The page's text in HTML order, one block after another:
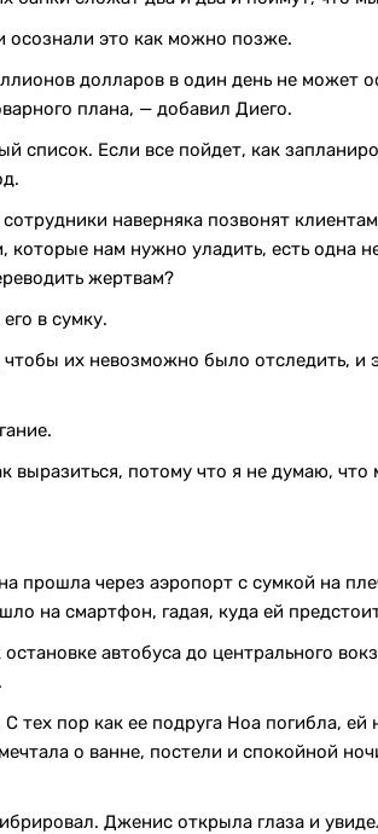
это как можно позже.
долларов в один день не может
плана, — добавил Диего.
список. Если все пойдет, как
наверняка позвонят
которые нам нужно уладить, есть одна
жертвам?
в сумку.
их невозможно было отследить, и
потому что я не думаю, что
прошла через аэропорт с сумкой на
на смартфон, гадая, куда ей
автобуса до центрального
тех пор как ее подруга Ноа погибла, ей
о ванне, постели и спокойной
Дженис открыла глаза и